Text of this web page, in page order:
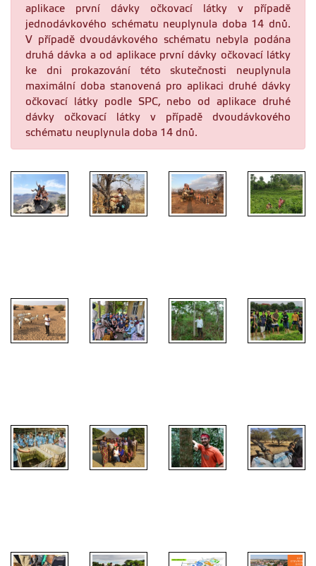
aplikace první dávky očkovací látky v případě
jednodávkového schématu neuplynula doba 14 dnů.
V případě dvoudávkového schématu nebyla podána
druhá dávka a od aplikace první dávky očkovací látky
ke dni prokazování této skutečnosti neuplynula
maximální doba stanovená pro aplikaci druhé dávky
očkovací látky podle SPC, nebo od aplikace druhé
dávky očkovací látky v případě dvoudávkového
schématu neuplynula doba 14 dnů.